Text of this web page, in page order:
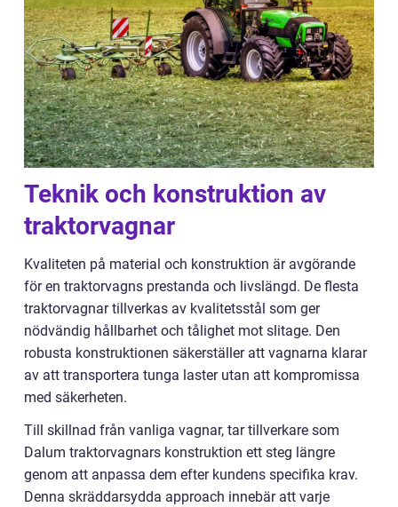
Teknik och konstruktion av
traktorvagnar
Kvaliteten på material och konstruktion är avgörande
för en traktorvagns prestanda och livslängd. De flesta
traktorvagnar tillverkas av kvalitetsstål som ger
nödvändig hållbarhet och tålighet mot slitage. Den
robusta konstruktionen säkerställer att vagnarna klarar
av att transportera tunga laster utan att kompromissa
med säkerheten.
Till skillnad från vanliga vagnar, tar tillverkare som
Dalum traktorvagnars konstruktion ett steg längre
genom att anpassa dem efter kundens specifika krav.
Denna skräddarsydda approach innebär att varje